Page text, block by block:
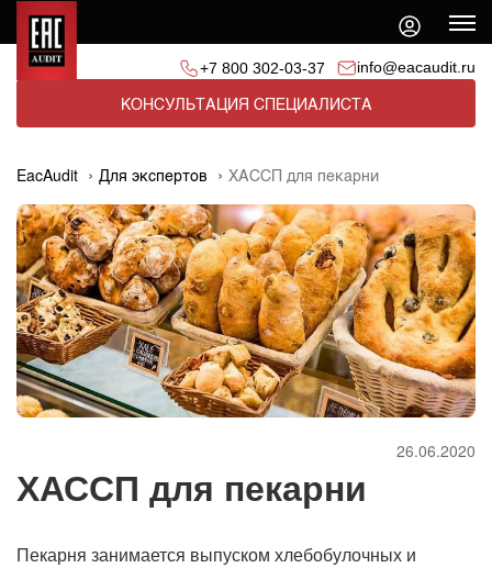
+7 800 302-03-37 info@eacaudit.ru
КОНСУЛЬТАЦИЯ СПЕЦИАЛИСТА
EacAudit Для экспертов ХАССП для пекарни
26.06.2020
ХАССП для пекарни
Пекарня занимается выпуском хлебобулочных и